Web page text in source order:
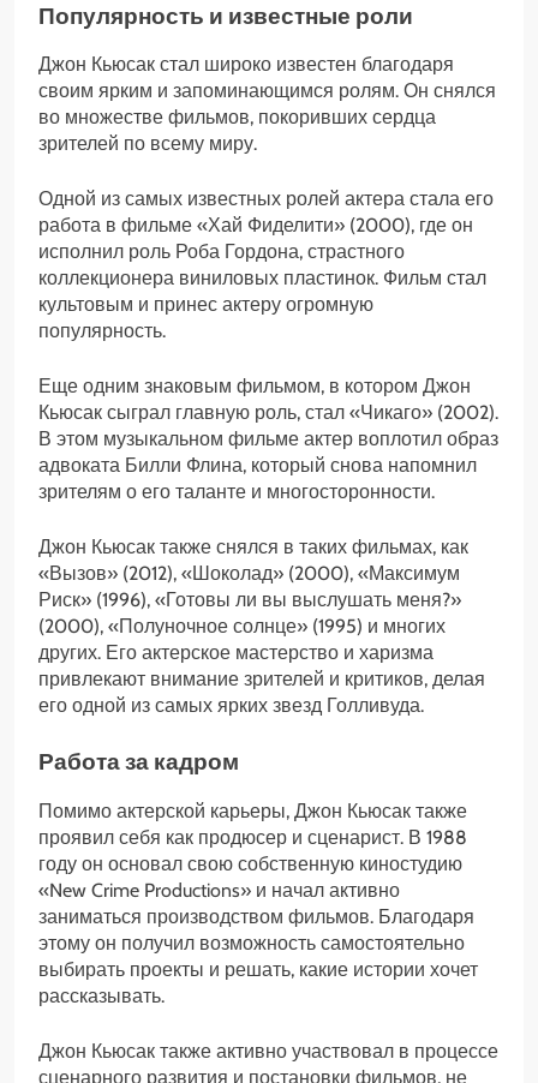
Популярность и известные роли
Джон Кьюсак стал широко известен благодаря
своим ярким и запоминающимся ролям. Он снялся
во множестве фильмов, покоривших сердца
зрителей по всему миру.
Одной из самых известных ролей актера стала его
работа в фильме «Хай Фиделити» (2000), где он
исполнил роль Роба Гордона, страстного
коллекционера виниловых пластинок. Фильм стал
культовым и принес актеру огромную
популярность.
Еще одним знаковым фильмом, в котором Джон
Кьюсак сыграл главную роль, стал «Чикаго» (2002).
В этом музыкальном фильме актер воплотил образ
адвоката Билли Флина, который снова напомнил
зрителям о его таланте и многосторонности.
Джон Кьюсак также снялся в таких фильмах, как
«Вызов» (2012), «Шоколад» (2000), «Максимум
Риск» (1996), «Готовы ли вы выслушать меня?»
(2000), «Полуночное солнце» (1995) и многих
других. Его актерское мастерство и харизма
привлекают внимание зрителей и критиков, делая
его одной из самых ярких звезд Голливуда.
Работа за кадром
Помимо актерской карьеры, Джон Кьюсак также
проявил себя как продюсер и сценарист. В 1988
году он основал свою собственную киностудию
«New Crime Productions» и начал активно
заниматься производством фильмов. Благодаря
этому он получил возможность самостоятельно
выбирать проекты и решать, какие истории хочет
рассказывать.
Джон Кьюсак также активно участвовал в процессе
сценарного развития и постановки фильмов, не